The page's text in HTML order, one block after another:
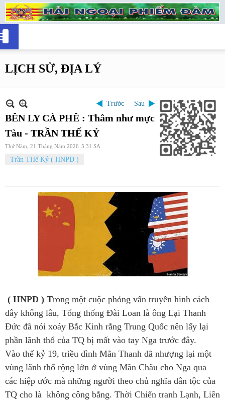
LỊCH SỬ, ĐỊA LÝ
Trước Sau
BÊN LY CÀ PHÊ : Thâm như mực
Tàu - TRẦN THẾ KỶ
Thứ Năm, 21 Tháng Năm 2026 5:31 SA
Trần THế Kỷ ( HNPD )
( HNPD ) Trong một cuộc phỏng vấn truyền hình cách
đây không lâu, Tổng thống Đài Loan là ông Lại Thanh
Đức đã nói xoáy Bắc Kinh rằng Trung Quốc nên lấy lại
phần lãnh thổ của TQ bị mất vào tay Nga trước đây.
Vào thế kỷ 19, triều đình Mãn Thanh đã nhượng lại một
vùng lãnh thổ rộng lớn ở vùng Mãn Châu cho Nga qua
các hiệp ước mà những người theo chủ nghĩa dân tộc của
TQ cho là không công bằng. Thời Chiến tranh Lạnh, Liên